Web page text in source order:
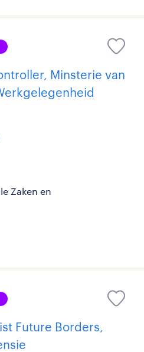
Minsterie van
Zaken en
Future Borders,